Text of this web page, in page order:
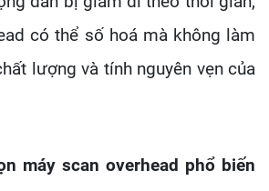
có thể số hoá mà không làm
lượng và tính nguyên vẹn của
máy scan overhead phổ biến